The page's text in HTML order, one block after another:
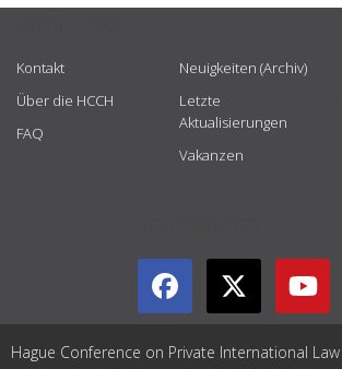
Kontakt
Über die HCCH
FAQ
Neuigkeiten (Archiv)
Letzte
Aktualisierungen
Vakanzen
Hague Conference on Private International